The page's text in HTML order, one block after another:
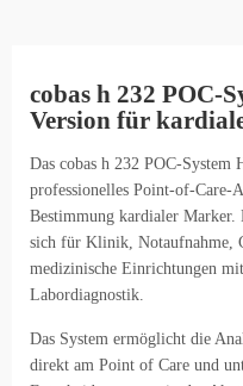
cobas h 232 POC-
Version für
Das cobas h 232 POC-System
professionelles Point-of-Care-
Bestimmung kardialer Marker.
sich für Klinik, Notaufnahme,
medizinische Einrichtungen
Labordiagnostik.
Das System ermöglicht die
direkt am Point of Care und